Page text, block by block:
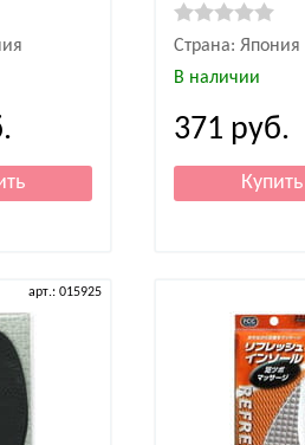
Страна: Япония
В наличии
371 руб.
арт.: 015925